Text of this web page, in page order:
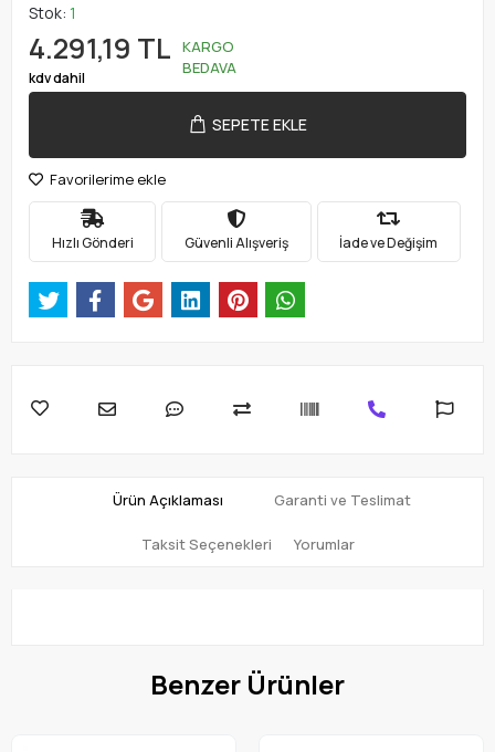
Stok: 1
4.291,19 TL
kdv dahil
KARGO
BEDAVA
SEPETE EKLE
Favorilerime ekle
Hızlı Gönderi Güvenli Alışveriş İade ve Değişim
Ürün Açıklaması Garanti ve Teslimat
Taksit Seçenekleri Yorumlar
Benzer Ürünler